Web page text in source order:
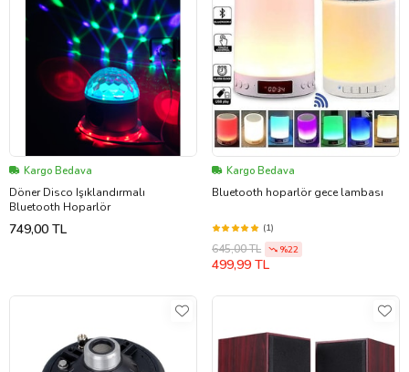
Kargo Bedava
Döner Disco Işıklandırmalı
Bluetooth Hoparlör
749,00 TL
Kargo Bedava
Bluetooth hoparlör gece lambası
(1)
645,00 TL %22
499,99 TL